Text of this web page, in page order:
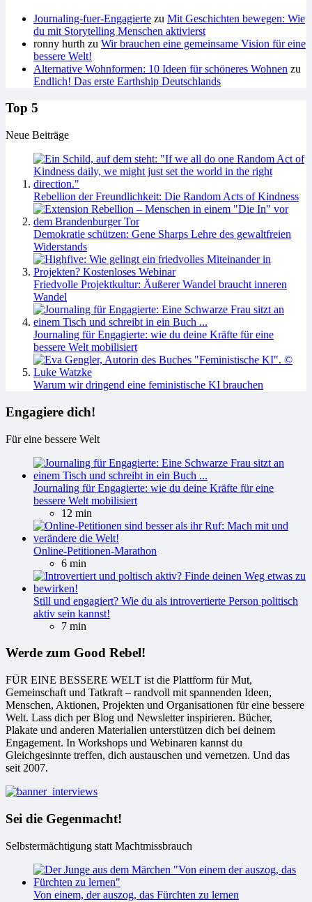
Journaling-fuer-Engagierte zu Mit Geschichten bewegen: Wie
du mit Storytelling Menschen aktivierst
ronny hurth zu Wir brauchen eine gemeinsame Vision für eine
bessere Welt!
Alternative Wohnformen: 10 Ideen für schöneres Wohnen zu
Endlich! Das erste Earthship Deutschlands
Top 5
Neue Beiträge
Rebellion der Freundlichkeit: Die Random Acts of Kindness
Demokratie schützen: Gene Sharps Lehre des gewaltfreien
Widerstands
Friedvolle Projektkultur: Äußerer Wandel braucht inneren
Wandel
Journaling für Engagierte: wie du deine Kräfte für eine
bessere Welt mobilisiert
Warum wir dringend eine feministische KI brauchen
Engagiere dich!
Für eine bessere Welt
Journaling für Engagierte: wie du deine Kräfte für eine
bessere Welt mobilisiert
12 min
Online-Petitionen-Marathon
6 min
Still und engagiert? Wie du als introvertierte Person politisch
aktiv sein kannst!
7 min
Werde zum Good Rebel!
FÜR EINE BESSERE WELT ist die Plattform für Mut,
Gemeinschaft und Tatkraft – randvoll mit spannenden Ideen,
Menschen, Aktionen, Projekten und Organisationen für eine bessere
Welt. Lass dich per Blog und Newsletter inspirieren. Bücher,
Plakate und anderen Materialien unterstützen dich bei deinem
Engagement. In Workshops und Webinaren kannst du
Gleichgesinnte treffen, dich austauschen und vernetzen. Und das
seit 2007.
Sei die Gegenmacht!
Selbstermächtigung statt Machtmissbrauch
Von einem, der auszog, das Fürchten zu lernen